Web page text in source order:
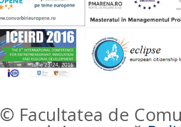
© Facultatea de